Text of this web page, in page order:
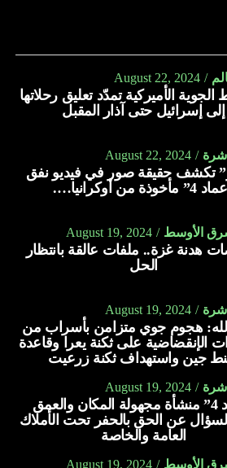
August 22, 2024
الأميركية تمدّد تعليق رحلاتها
إلى إسرائيل حتى آذار المقبل
August 22, 2024
تكشف حقيقة صور في فيديو نفق
من أوكرانيا….
الأوسط August 19, 2024
هدنة غزة.. ملفات عالقة بانتظار
الحل
August 19, 2024
هجوم جوي متزامن بأسراب من
الإنقضاضية على ثكنة يعرا وقاعدة
جين واستهداف ثكنة زرعيت
August 19, 2024
“عماد 4” منشأة مجهولة المكان والعمق
عن الحق بالحفر تحت الأملاك
العامة والخاصة
الأوسط August 19, 2024